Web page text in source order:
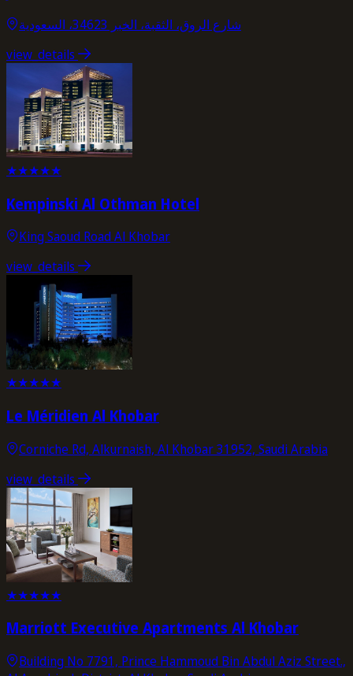
شارع الروق، الثقبة، الخبر 34623، السعودية
view_details
★★★★★
Kempinski Al Othman Hotel
King Saoud Road Al Khobar
view_details
★★★★★
Le Méridien Al Khobar
Corniche Rd, Alkurnaish, Al Khobar 31952, Saudi Arabia
view_details
★★★★★
Marriott Executive Apartments Al Khobar
Building No 7791, Prince Hammoud Bin Abdul Aziz Street.,